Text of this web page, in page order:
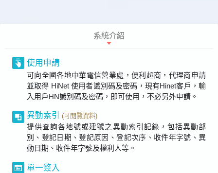
系統介紹
使用申請
可向全國各地中華電信營業處，便利超商，代理商申請
並取得 HiNet 使用者識別碼及密碼，現有Hinet客戶，輸
入用戶HN識別碼及密碼，即可使用，不必另外申請。
異動索引 (可閱覽資料)
提供查詢各地號或建號之異動索引記錄，包括異動部
別、登記日期、登記原因、登記次序、收件年字號、異
動日期、收件年字號及權利人等。
單一簽入